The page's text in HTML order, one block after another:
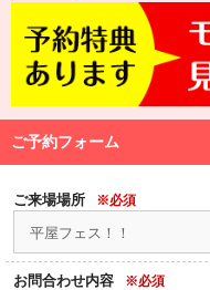
ご予約フォーム
ご来場場所 ※必須
お問合わせ内容 ※必須